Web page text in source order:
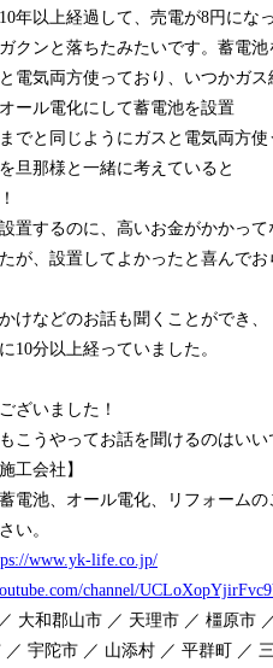
年以上経過して、売電が8円にな
クンと落ちたみたいです。蓄電池
電気両方使っており、いつかガス
ール電化にして蓄電池を設置
でと同じようにガスと電気両方使
旦那様と一緒に考えていると
置するのに、高いお金がかかっ
が、設置してよかったと喜んで
けなどのお話も聞くことができ、
10分以上経っていました。
ざいました！
こうやってお話を聞けるのはいい
工会社】
電池、オール電化、リフォームの
い。
www.yk-life.co.jp/
channel/
大和郡山市 ／ 天理市 ／ 橿原市
宇陀市 ／ 山添村 ／ 平群町 ／